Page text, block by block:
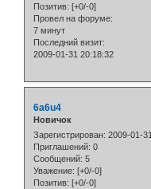
Позитив: [+0/-0]
Провел на форуме:
7 минут
Последний визит:
2009-01-31 20:18:32
6a6u4
Новичок
Зарегистрирован: 2009-01-31
Приглашений: 0
Сообщений: 5
Уважение: [+0/-0]
Позитив: [+0/-0]